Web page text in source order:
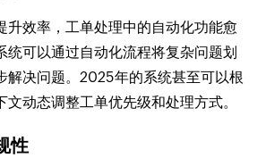
升效率，工单处理中的自动化功能愈
统可以通过自动化流程将复杂问题划
解决问题。2025年的系统甚至可以根
动态调整工单优先级和处理方式。
性